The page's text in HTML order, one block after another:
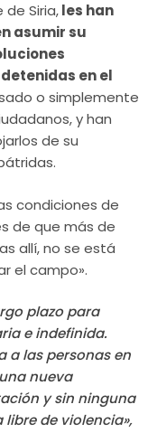
Siria,les han
asumir su
en el
o simplemente
y han
de su
condiciones de
de que más de
allí, no se está
el campo».
plazo para
e indefinida.
a las personas en
nueva
y sin ninguna
de violencia»,